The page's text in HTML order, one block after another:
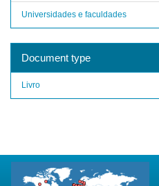
Universidades e faculdades
Document type
Livro